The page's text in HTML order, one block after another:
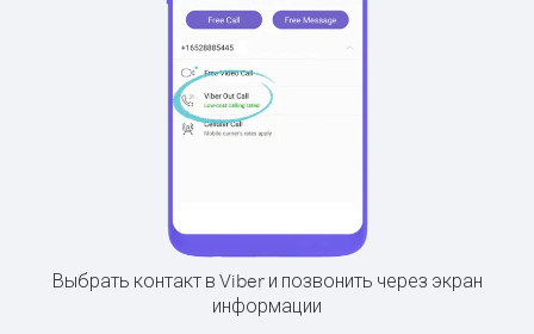
Выбрать контакт в Viber и позвонить через экран
информации